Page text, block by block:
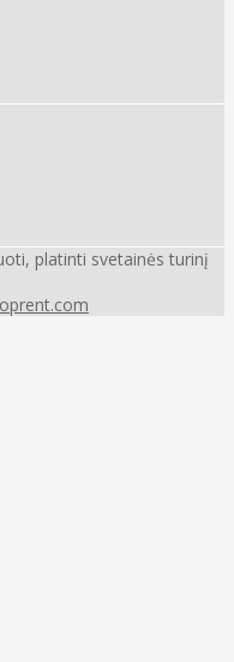
platinti svetainės turinį